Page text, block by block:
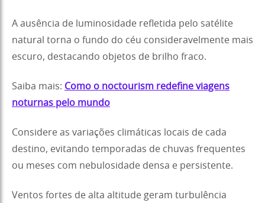
A ausência de luminosidade refletida pelo satélite
natural torna o fundo do céu consideravelmente mais
escuro, destacando objetos de brilho fraco.
Saiba mais: Como o noctourism redefine viagens
noturnas pelo mundo
Considere as variações climáticas locais de cada
destino, evitando temporadas de chuvas frequentes
ou meses com nebulosidade densa e persistente.
Ventos fortes de alta altitude geram turbulência